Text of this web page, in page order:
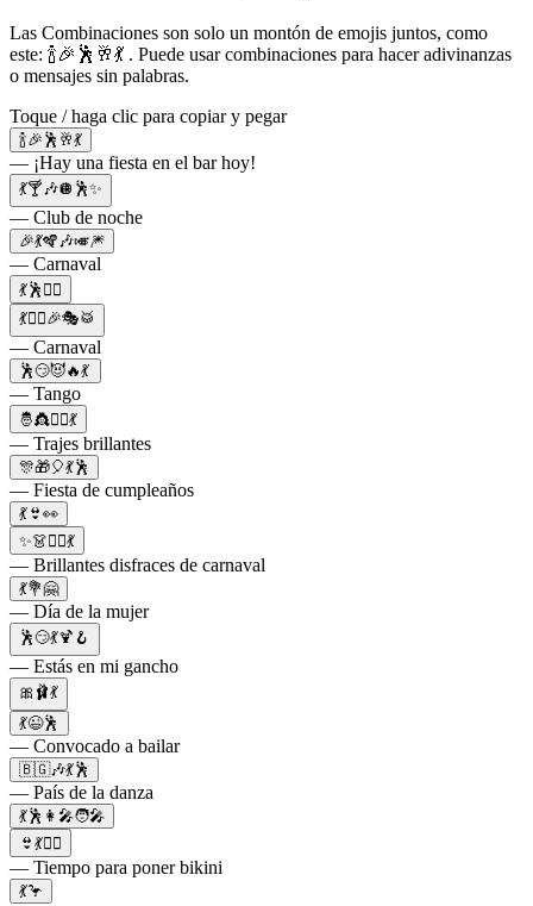
Las Combinaciones son solo un montón de emojis juntos, como
este: 🍾🎉🕺🥂💃 . Puede usar combinaciones para hacer adivinanzas
o mensajes sin palabras.
Toque / haga clic para copiar y pegar
🍾🎉🕺🥂💃
— ¡Hay una fiesta en el bar hoy!
💃🍸🎶🪩🕺✨
— Club de noche
🎉💃🪇🎶🎺🎆
— Carnaval
💃🕺❤️‍🔥
💃👯‍♂️🎉🎭🥁
— Carnaval
🕺😏😈🔥💃
— Tango
🤴👸🧚‍♀️💃
— Trajes brillantes
🎊🎁🎈💃🕺
— Fiesta de cumpleaños
💃👙👀
✨👗🧚‍♀️💃
— Brillantes disfraces de carnaval
💃💐🤗
— Día de la mujer
🕺😏💃🍹🪝
— Estás en mi gancho
🎀🩰💃
💃😉🕺
— Convocado a bailar
🇧🇬🎶💃🕺
— País de la danza
💃🕺👩‍🎤🧑‍🎤
👙💃🙋‍♀️
— Tiempo para poner bikini
💃🦩